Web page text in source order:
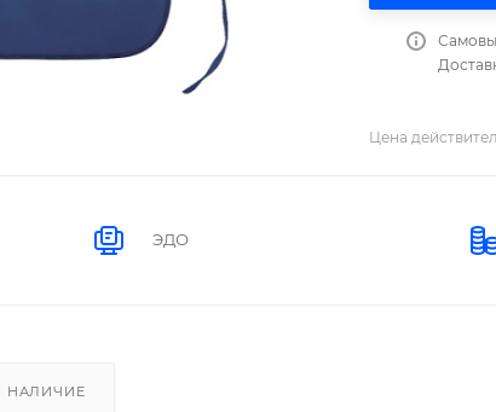
Цена
ЭДО
НАЛИЧИЕ